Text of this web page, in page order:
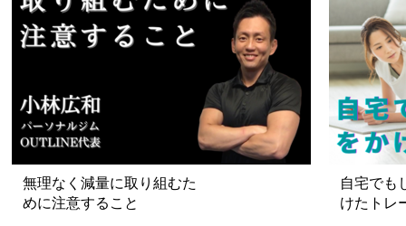
無理なく減量に取り組むた
めに注意すること
自宅でも
けたトレ